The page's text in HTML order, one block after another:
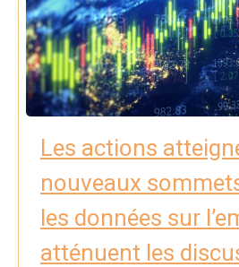
Les actions
nouveaux
les données sur
atténuent les